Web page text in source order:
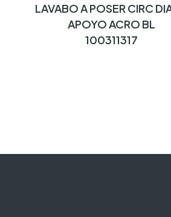
LAVABO A POSER CIRC
APOYO ACRO BL
100311317